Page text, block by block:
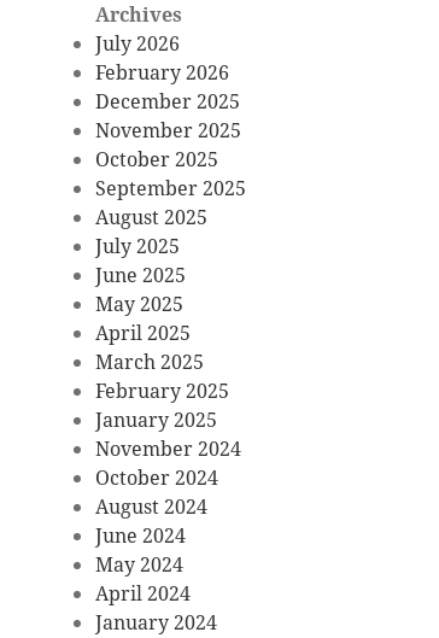
Archives
July 2026
February 2026
December 2025
November 2025
October 2025
September 2025
August 2025
July 2025
June 2025
May 2025
April 2025
March 2025
February 2025
January 2025
November 2024
October 2024
August 2024
June 2024
May 2024
April 2024
January 2024